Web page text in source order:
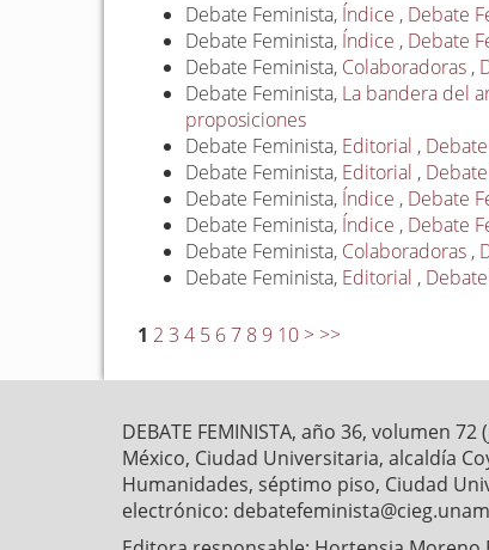
Debate Feminista, Índice , Debate
Debate Feminista, Índice , Debate
Debate Feminista, Colaboradoras ,
Debate Feminista, La bandera del
proposiciones
Debate Feminista, Editorial ,
Debate Feminista, Editorial ,
Debate Feminista, Índice , Debate
Debate Feminista, Índice , Debate
Debate Feminista, Colaboradoras ,
Debate Feminista, Editorial ,
1 2 3 4 5 6 7 8 9 10 > >>
DEBATE FEMINISTA, año 36, volumen
México, Ciudad Universitaria, alcaldía
Humanidades, séptimo piso, Ciudad
electrónico: